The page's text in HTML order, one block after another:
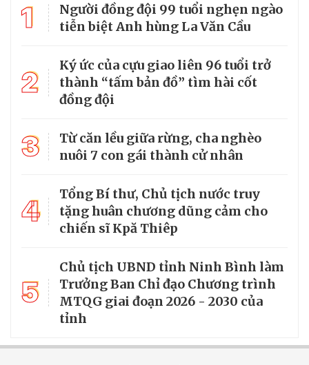
1
Người đồng đội 99 tuổi nghẹn ngào
tiễn biệt Anh hùng La Văn Cầu
2
Ký ức của cựu giao liên 96 tuổi trở
thành “tấm bản đồ” tìm hài cốt
đồng đội
3
Từ căn lều giữa rừng, cha nghèo
nuôi 7 con gái thành cử nhân
4
Tổng Bí thư, Chủ tịch nước truy
tặng huân chương dũng cảm cho
chiến sĩ Kpă Thiêp
5
Chủ tịch UBND tỉnh Ninh Bình làm
Trưởng Ban Chỉ đạo Chương trình
MTQG giai đoạn 2026 - 2030 của
tỉnh